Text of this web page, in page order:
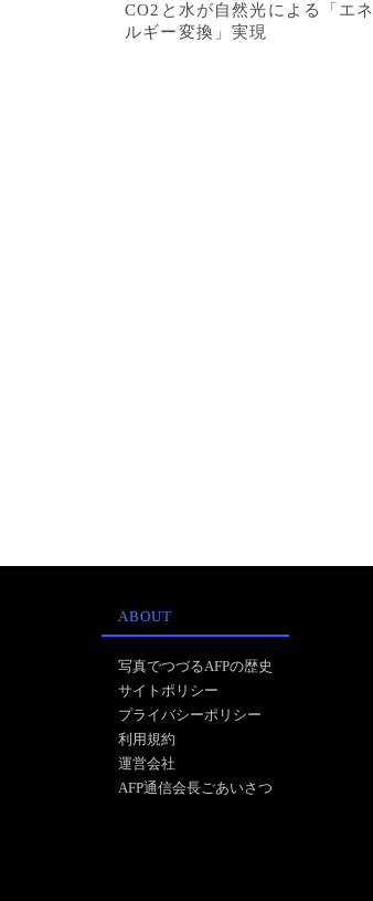
CO2と水が自然光による「エネ
ルギー変換」実現
ABOUT
写真でつづるAFPの歴史
サイトポリシー
プライバシーポリシー
利用規約
運営会社
AFP通信会長ごあいさつ